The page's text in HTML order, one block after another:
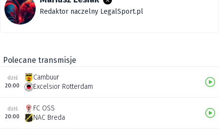
Redaktor naczelny LegalSport.pl
Polecane transmisje
dziś
20:00
Cambuur
Excelsior Rotterdam
dziś
20:00
FC OSS
NAC Breda